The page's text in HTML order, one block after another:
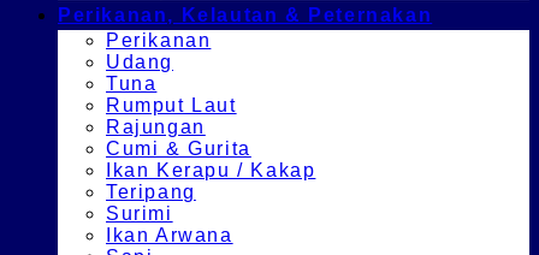
Perikanan, Kelautan & Peternakan
Perikanan
Udang
Tuna
Rumput Laut
Rajungan
Cumi & Gurita
Ikan Kerapu / Kakap
Teripang
Surimi
Ikan Arwana